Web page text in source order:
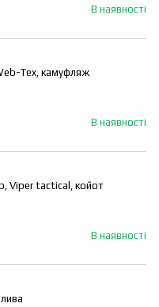
В наявності
Tex, камуфляж
В наявності
Viper tactical, койот
В наявності